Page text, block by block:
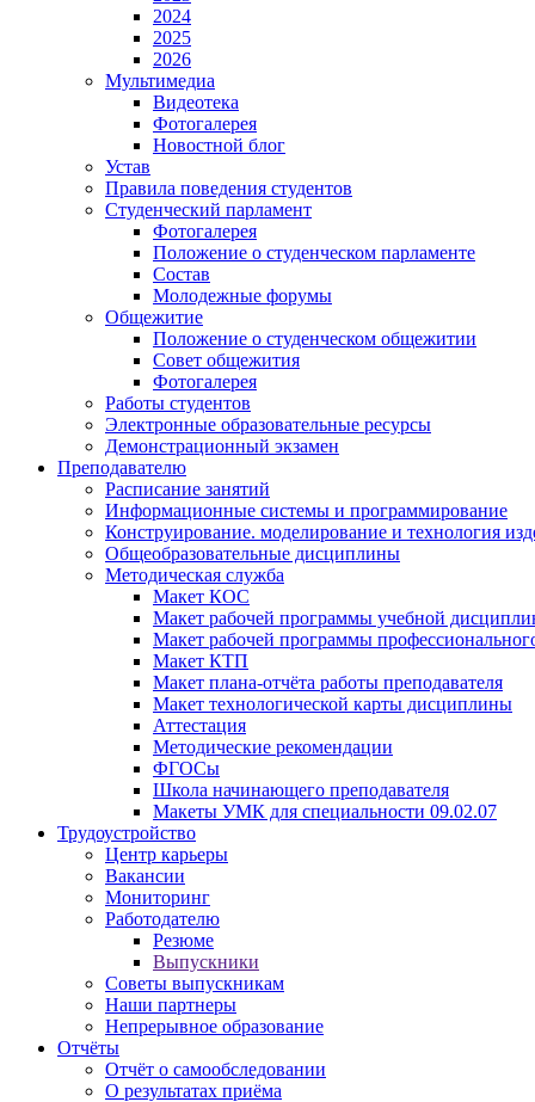
2024
2025
2026
Мультимедиа
Видеотека
Фотогалерея
Новостной блог
Устав
Правила поведения студентов
Студенческий парламент
Фотогалерея
Положение о студенческом парламенте
Состав
Молодежные форумы
Общежитие
Положение о студенческом общежитии
Совет общежития
Фотогалерея
Работы студентов
Электронные образовательные ресурсы
Демонстрационный экзамен
Преподавателю
Расписание занятий
Информационные системы и программирование
Конструирование. моделирование и технология
Общеобразовательные дисциплины
Методическая служба
Макет КОС
Макет рабочей программы учебной
Макет рабочей программы
Макет КТП
Макет плана-отчёта работы преподавателя
Макет технологической карты дисциплины
Аттестация
Методические рекомендации
ФГОСы
Школа начинающего преподавателя
Макеты УМК для специальности 09.02.07
Трудоустройство
Центр карьеры
Вакансии
Мониторинг
Работодателю
Резюме
Выпускники
Советы выпускникам
Наши партнеры
Непрерывное образование
Отчёты
Отчёт о самообследовании
О результатах приёма